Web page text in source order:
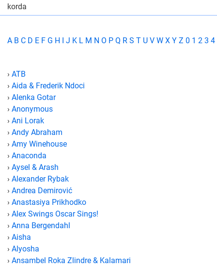
korda
A B C D E F G H I J K L M N O P Q R S T U V W X Y Z 0 1 2 3 4
› ATB
› Aida & Frederik Ndoci
› Alenka Gotar
› Anonymous
› Ani Lorak
› Andy Abraham
› Amy Winehouse
› Anaconda
› Aysel & Arash
› Alexander Rybak
› Andrea Demirović
› Anastasiya Prikhodko
› Alex Swings Oscar Sings!
› Anna Bergendahl
› Aisha
› Alyosha
› Ansambel Roka Zlindre & Kalamari